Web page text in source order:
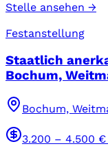
Stelle ansehen →
Festanstellung
Staatlich
Bochum,
Bochum,
3.200 – 4.500